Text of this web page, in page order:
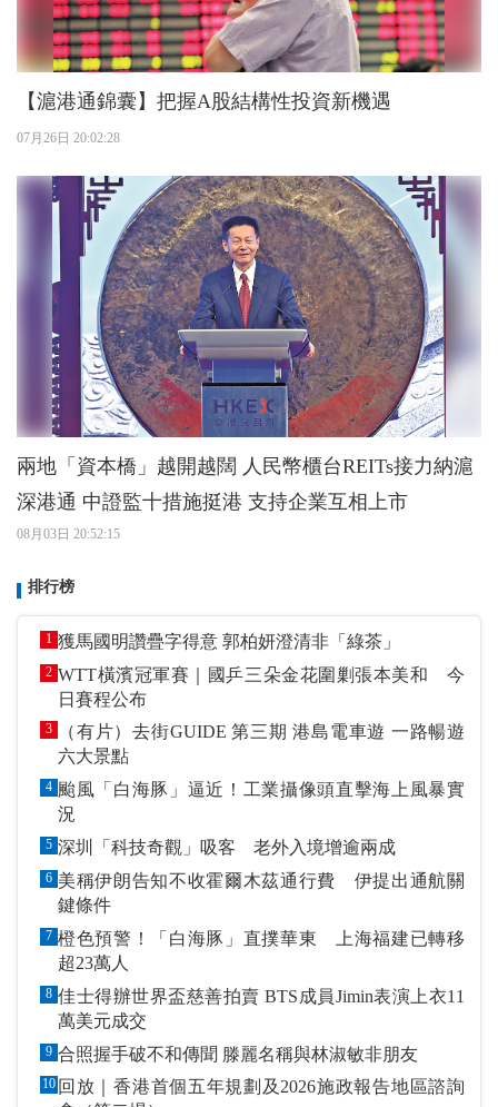
【滬港通錦囊】把握A股結構性投資新機遇
07月26日 20:02:28
兩地「資本橋」越開越闊 人民幣櫃台REITs接力納滬
深港通 中證監十措施挺港 支持企業互相上市
08月03日 20:52:15
排行榜
1 獲馬國明讚疊字得意 郭柏妍澄清非「綠茶」
2 WTT橫濱冠軍賽｜國乒三朵金花圍剿張本美和 今
日賽程公布
3
（有片）去街GUIDE 第三期 港島電車遊 一路暢遊
六大景點
4 颱風「白海豚」逼近！工業攝像頭直擊海上風暴實
況
5 深圳「科技奇觀」吸客 老外入境增逾兩成
6 美稱伊朗告知不收霍爾木茲通行費 伊提出通航關
鍵條件
7 橙色預警！「白海豚」直撲華東 上海福建已轉移
超23萬人
8 佳士得辦世界盃慈善拍賣 BTS成員Jimin表演上衣11
萬美元成交
9 合照握手破不和傳聞 滕麗名稱與林淑敏非朋友
10 回放｜香港首個五年規劃及2026施政報告地區諮詢